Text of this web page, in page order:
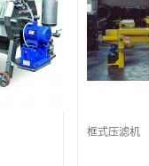
框式压滤机